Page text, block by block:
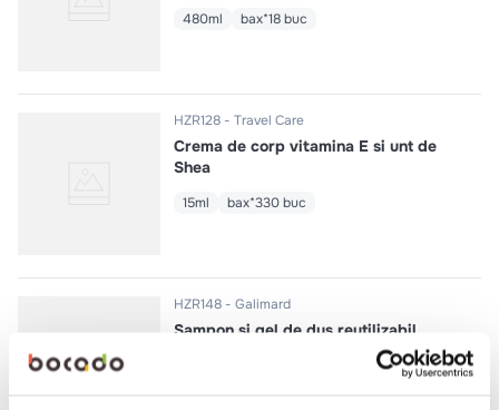
480ml bax*18 buc
HZR128 Travel Care
Crema de corp vitamina E si unt de
Shea
15ml bax*330 buc
HZR148 Galimard
Sampon si gel de dus reutilizabil